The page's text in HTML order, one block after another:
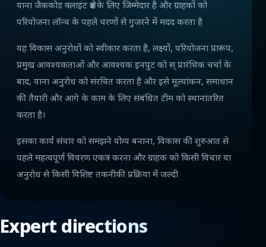
याना जैककोड क्लाइंट क्षेत्र के लिए जिम्मेदार है और ग्राहकों को
परियोजना लॉन्च के पहले चरणों से गुजरने में मदद करता है
यह विकास अनुरोधों को स्वीकार करता है, लक्ष्यों, परियोजना प्रारूप,
प्रमुख आवश्यकताओं और आवश्यक इनपुट को स् प्रारंभिक चर्चा के
बाद, याना अनुरोध को संरचित करता है और इसे मूल्यांकन, समाधान
की तैयारी और आगे के काम के लिए संबंधित टीम को स्थानांतरित
करता है।
इसका कार्य संचार को समझने योग्य बनाना, विकास की शुरुआत से
पहले महत्वपूर्ण विवरण एकत्र करना और ग्राहक को किसी विचार या
अनुरोध से किसी विशिष्ट तकनीकी प्रक्रिया में जल्दी
Expert directions